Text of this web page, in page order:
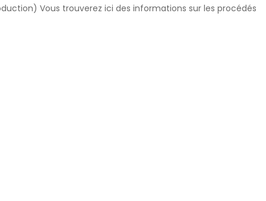
Vous trouverez ici des informations sur les procédés